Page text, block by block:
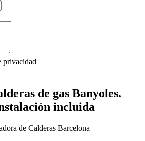
privacidad
de gas Banyoles.
incluida